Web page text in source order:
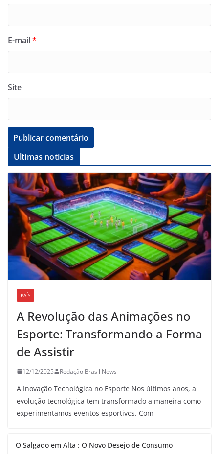
E-mail*
Site
Ultimas noticias
PAÍS
A Revolução das Animações no
Esporte: Transformando a Forma
de Assistir
12/12/2025 Redação Brasil News
A Inovação Tecnológica no Esporte Nos últimos anos, a
evolução tecnológica tem transformado a maneira como
experimentamos eventos esportivos. Com
O Salgado em Alta : O Novo Desejo de Consumo